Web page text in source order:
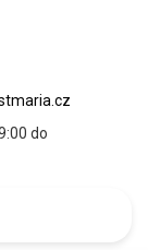
do